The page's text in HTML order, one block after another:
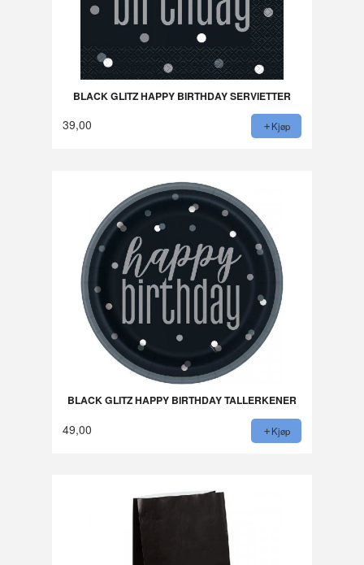
BLACK GLITZ HAPPY BIRTHDAY SERVIETTER
39,00 Kjøp
BLACK GLITZ HAPPY BIRTHDAY TALLERKENER
49,00 Kjøp